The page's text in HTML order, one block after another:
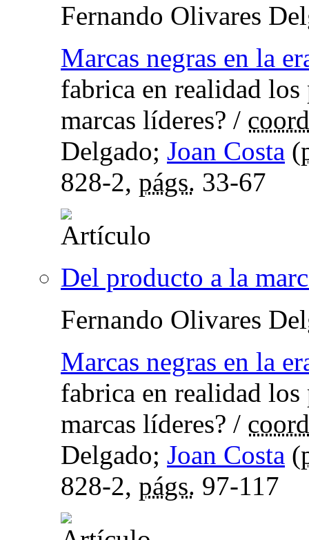
Fernando Olivares
Marcas negras en la
fabrica en realidad
marcas líderes? /
Delgado; Joan Costa (
828-2, págs. 33-67
Del producto a la
Fernando Olivares
Marcas negras en la
fabrica en realidad
marcas líderes? /
Delgado; Joan Costa (
828-2, págs. 97-117